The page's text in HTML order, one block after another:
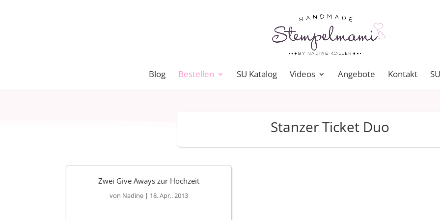
Blog Bestellen SU Katalog Videos Angebote Kontakt
Stanzer Ticket Duo
Zwei Give Aways zur Hochzeit
von Nadine| 18. Apr.. 2013